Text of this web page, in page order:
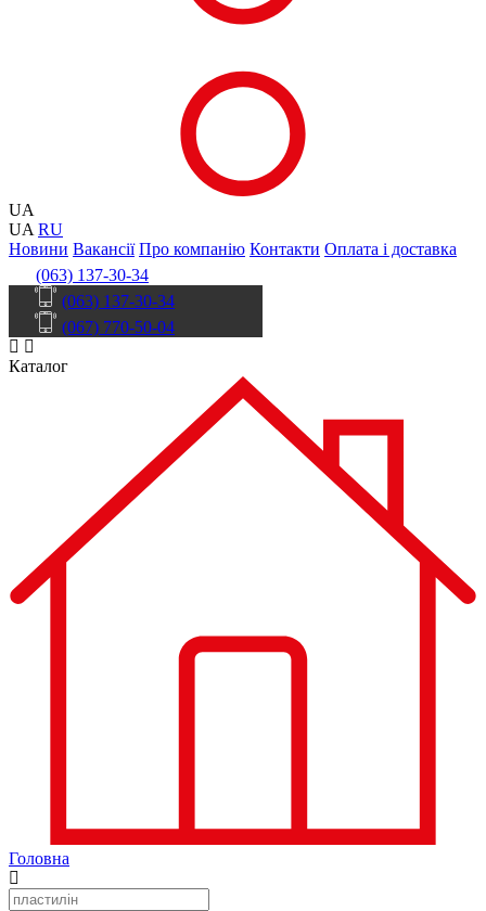
UA
UA RU
Новини Вакансії Про компанію Контакти Оплата і доставка
(063) 137-30-34
(063) 137-30-34
(067) 770-50-04
Каталог
Головна